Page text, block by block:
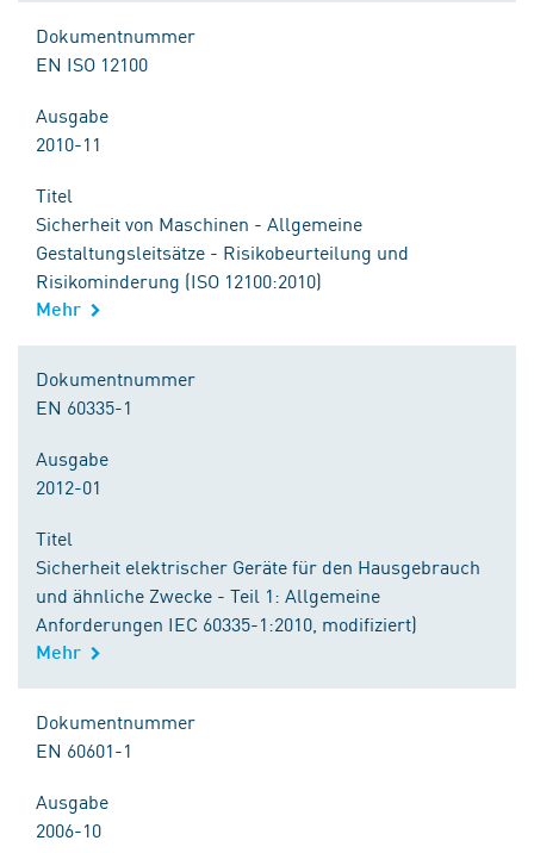
Dokumentnummer
EN ISO 12100
Ausgabe
2010-11
Titel
Sicherheit von Maschinen - Allgemeine
Gestaltungsleitsätze - Risikobeurteilung und
Risikominderung (ISO 12100:2010)
Mehr
Dokumentnummer
EN 60335-1
Ausgabe
2012-01
Titel
Sicherheit elektrischer Geräte für den Hausgebrauch
und ähnliche Zwecke - Teil 1: Allgemeine
Anforderungen IEC 60335-1:2010, modifiziert)
Mehr
Dokumentnummer
EN 60601-1
Ausgabe
2006-10